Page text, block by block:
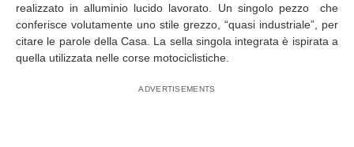
realizzato in alluminio lucido lavorato. Un singolo pezzo che
conferisce volutamente uno stile grezzo, “quasi industriale”, per
citare le parole della Casa. La sella singola integrata è ispirata a
quella utilizzata nelle corse motociclistiche.